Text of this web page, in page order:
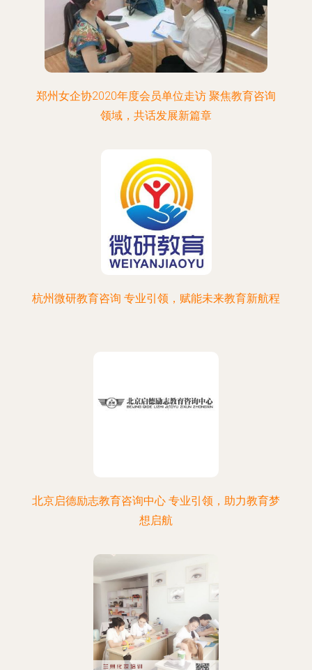
郑州女企协2020年度会员单位走访 聚焦教育咨询
领域，共话发展新篇章
杭州微研教育咨询 专业引领，赋能未来教育新航程
北京启德励志教育咨询中心 专业引领，助力教育梦
想启航